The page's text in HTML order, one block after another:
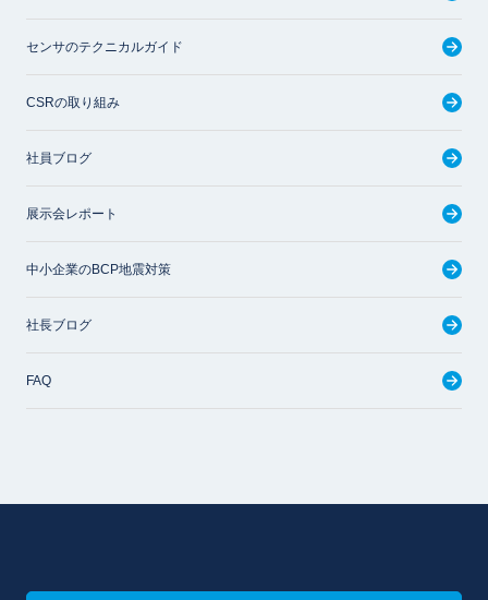
センサのテクニカルガイド
CSRの取り組み
社員ブログ
展示会レポート
中小企業のBCP地震対策
社長ブログ
FAQ